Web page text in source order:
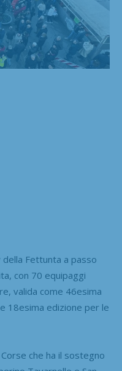
della Fettunta a passo
con 70 equipaggi
valida come 46esima
18esima edizione per le
che ha il sostegno